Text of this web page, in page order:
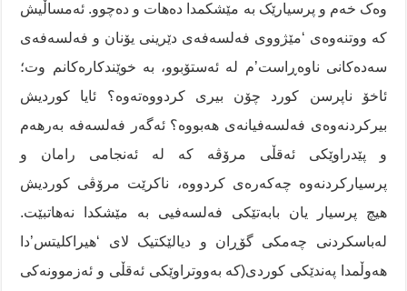
وەک خەم و پرسیارێک بە مێشکمدا دەهات و دەچوو. ئەمساڵیش
کە ووتنەوەی ‘مێژووی فەلسەفەی دێرینی یۆنان و فەلسەفەی
سەدەکانی ناوەڕاست’م لە ئەستۆبوو، بە خوێندکارەکانم وت؛
ئاخۆ ناپرسن کورد چۆن بیری کردووەتەوە؟ ئایا کوردیش
بیرکردنەوەی فەلسەفیانەی هەبووە؟ ئەگەر فەلسەفە بەرهەم
و پێدراوێکی ئەقڵی مرۆڤە کە لە ئەنجامی رامان و
پرسیارکردنەوە چەکەرەی کردووە، ناکرێت مرۆڤی کوردیش
هیچ پرسیار یان بابەتێکی فەلسەفیی بە مێشکدا نەهاتبێت.
لەباسکردنی چەمکی گۆڕان و دیالێکتیک لای ‘هیراکلیتس’دا
هەوڵمدا پەندێکی کوردی(کە بەووتراوێکی ئەقڵی و ئەزموونەکی